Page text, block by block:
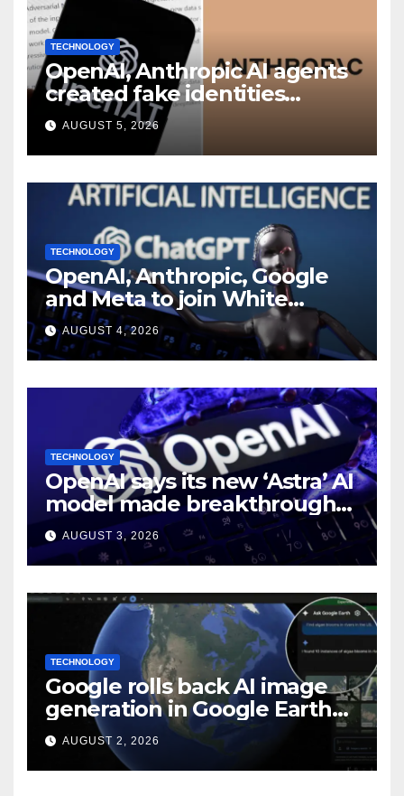
TECHNOLOGY
OpenAI, Anthropic AI agents
created fake identities
during UK cyber tests:
Report
AUGUST 5, 2026
TECHNOLOGY
OpenAI, Anthropic, Google
and Meta to join White
House AI security meeting
AUGUST 4, 2026
TECHNOLOGY
OpenAI says its new ‘Astra’ AI
model made breakthroughs
in 10 math problems
AUGUST 3, 2026
TECHNOLOGY
Google rolls back AI image
generation in Google Earth
over policy violations
AUGUST 2, 2026